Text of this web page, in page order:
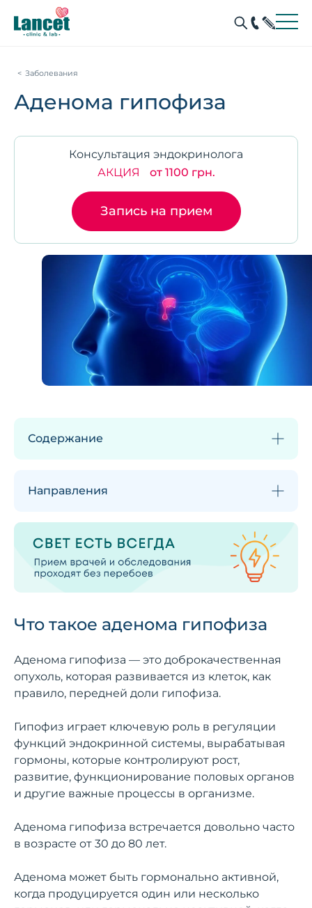
Заболевания
Аденома гипофиза
Консультация эндокринолога
АКЦИЯ
от 1100 грн.
Запись на прием
Что такое аденома гипофиза
Аденома гипофиза — это доброкачественная
опухоль, которая развивается из клеток, как
правило, передней доли гипофиза.
Гипофиз играет ключевую роль в регуляции
функций эндокринной системы, вырабатывая
гормоны, которые контролируют рост,
развитие, функционирование половых органов
и другие важные процессы в организме.
Аденома гипофиза встречается довольно часто
в возрасте от 30 до 80 лет.
Аденома может быть гормонально активной,
когда продуцируется один или несколько
Содержание
Направления